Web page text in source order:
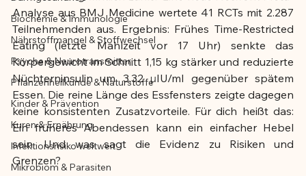
Der Artikel wurde mit Unterstützung von
KI erstellt und redaktionell geprüft vom
angegebenen Autor
Biochemie & Immunologie
Nährstoffmangel & Stoffwechsel
Psyche & Neurotransmitter
Pflanzenheilkunde & Naturstoffe
Kinder & Prävention
Kuren & Ernährung
Infektionsrisiko weltweit
Mikrobiom & Parasiten
Analyse aus BMJ Medicine wertete 41 RCTs mit 2.287
Teilnehmenden aus. Ergebnis: Frühes Time-Restricted
Eating (letzte Mahlzeit vor 17 Uhr) senkte das
Körpergewicht im Schnitt 1,15 kg stärker und reduzierte
Nüchterninsulin um 3,32 μIU/ml gegenüber spätem
Essen. Die reine Länge des Essfensters zeigte dagegen
keine konsistenten Zusatzvorteile. Für dich heißt das:
Ein früheres Abendessen kann ein einfacher Hebel
sein. Und was sagt die Evidenz zu Risiken und
Grenzen?